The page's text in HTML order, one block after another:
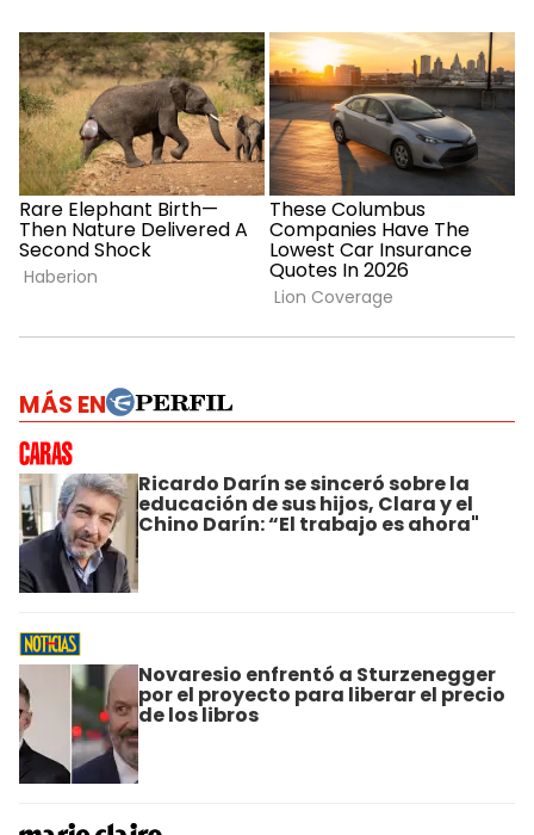
MÁS EN
Ricardo Darín se sinceró sobre la
educación de sus hijos, Clara y el
Chino Darín: “El trabajo es ahora"
Novaresio enfrentó a Sturzenegger
por el proyecto para liberar el precio
de los libros